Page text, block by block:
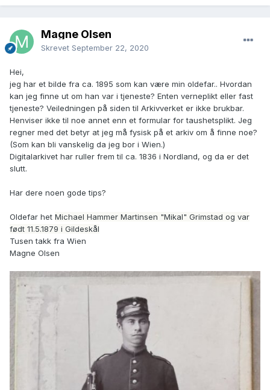
Magne Olsen
Skrevet September 22, 2020
Hei,
jeg har et bilde fra ca. 1895 som kan være min oldefar.. Hvordan
kan jeg finne ut om han var i tjeneste? Enten verneplikt eller fast
tjeneste? Veiledningen på siden til Arkivverket er ikke brukbar.
Henviser ikke til noe annet enn et formular for taushetsplikt. Jeg
regner med det betyr at jeg må fysisk på et arkiv om å finne noe?
(Som kan bli vanskelig da jeg bor i Wien.)
Digitalarkivet har ruller frem til ca. 1836 i Nordland, og da er det
slutt.
Har dere noen gode tips?
Oldefar het Michael Hammer Martinsen "Mikal" Grimstad og var
født 11.5.1879 i Gildeskål
Tusen takk fra Wien
Magne Olsen